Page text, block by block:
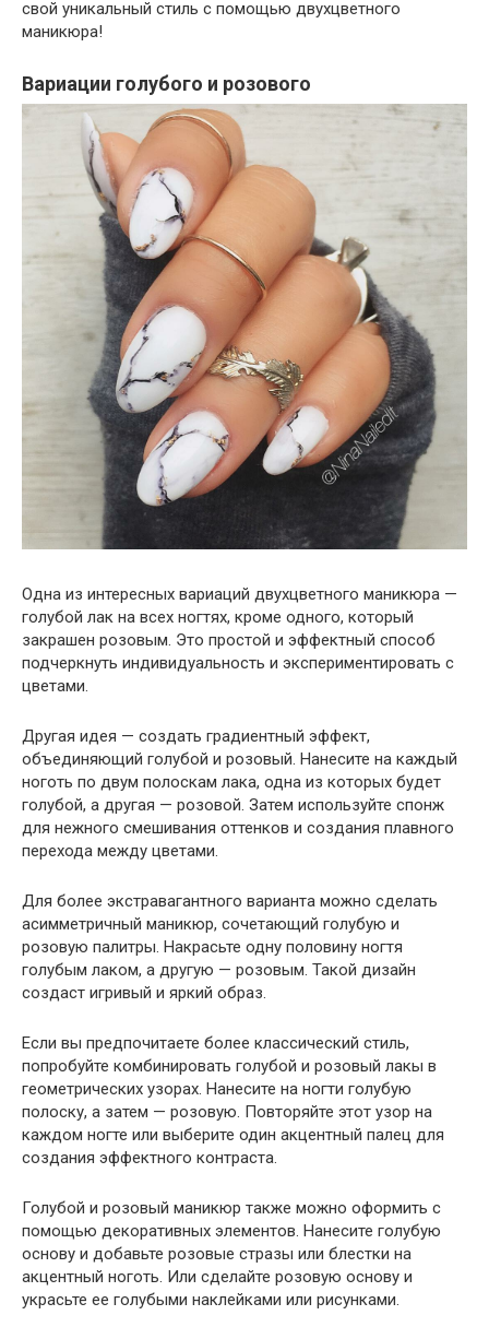
свой уникальный стиль с помощью двухцветного
маникюра!
Вариации голубого и розового
Одна из интересных вариаций двухцветного маникюра —
голубой лак на всех ногтях, кроме одного, который
закрашен розовым. Это простой и эффектный способ
подчеркнуть индивидуальность и экспериментировать с
цветами.
Другая идея — создать градиентный эффект,
объединяющий голубой и розовый. Нанесите на каждый
ноготь по двум полоскам лака, одна из которых будет
голубой, а другая — розовой. Затем используйте спонж
для нежного смешивания оттенков и создания плавного
перехода между цветами.
Для более экстравагантного варианта можно сделать
асимметричный маникюр, сочетающий голубую и
розовую палитры. Накрасьте одну половину ногтя
голубым лаком, а другую — розовым. Такой дизайн
создаст игривый и яркий образ.
Если вы предпочитаете более классический стиль,
попробуйте комбинировать голубой и розовый лакы в
геометрических узорах. Нанесите на ногти голубую
полоску, а затем — розовую. Повторяйте этот узор на
каждом ногте или выберите один акцентный палец для
создания эффектного контраста.
Голубой и розовый маникюр также можно оформить с
помощью декоративных элементов. Нанесите голубую
основу и добавьте розовые стразы или блестки на
акцентный ноготь. Или сделайте розовую основу и
украсьте ее голубыми наклейками или рисунками.